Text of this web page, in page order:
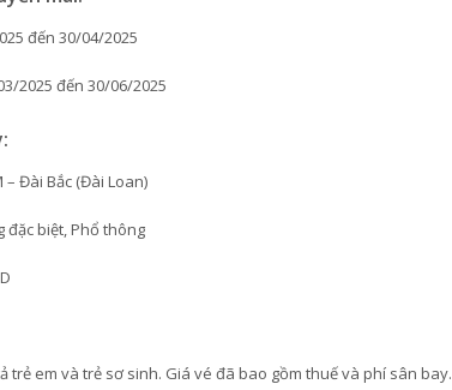
đến 30/04/2025
2025 đến 30/06/2025
– Đài Bắc (Đài Loan)
đặc biệt, Phổ thông
trẻ em và trẻ sơ sinh. Giá vé đã bao gồm thuế và phí sân bay.